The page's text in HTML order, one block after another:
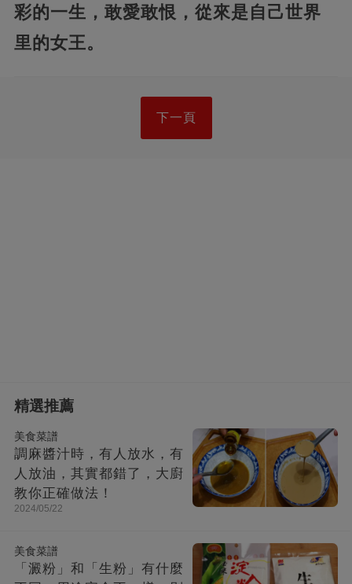
彩的一生，敢愛敢恨，從來是自己世界
里的女王。
下一頁
精選推薦
美食菜譜
調麻醬汁時，有人放水，有
人放油，其實都錯了，大廚
教你正確做法！
2024/05/22
美食菜譜
「澱粉」和「生粉」有什麼